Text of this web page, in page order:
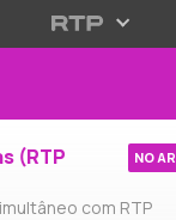
(RTP
com RTP
NO AR